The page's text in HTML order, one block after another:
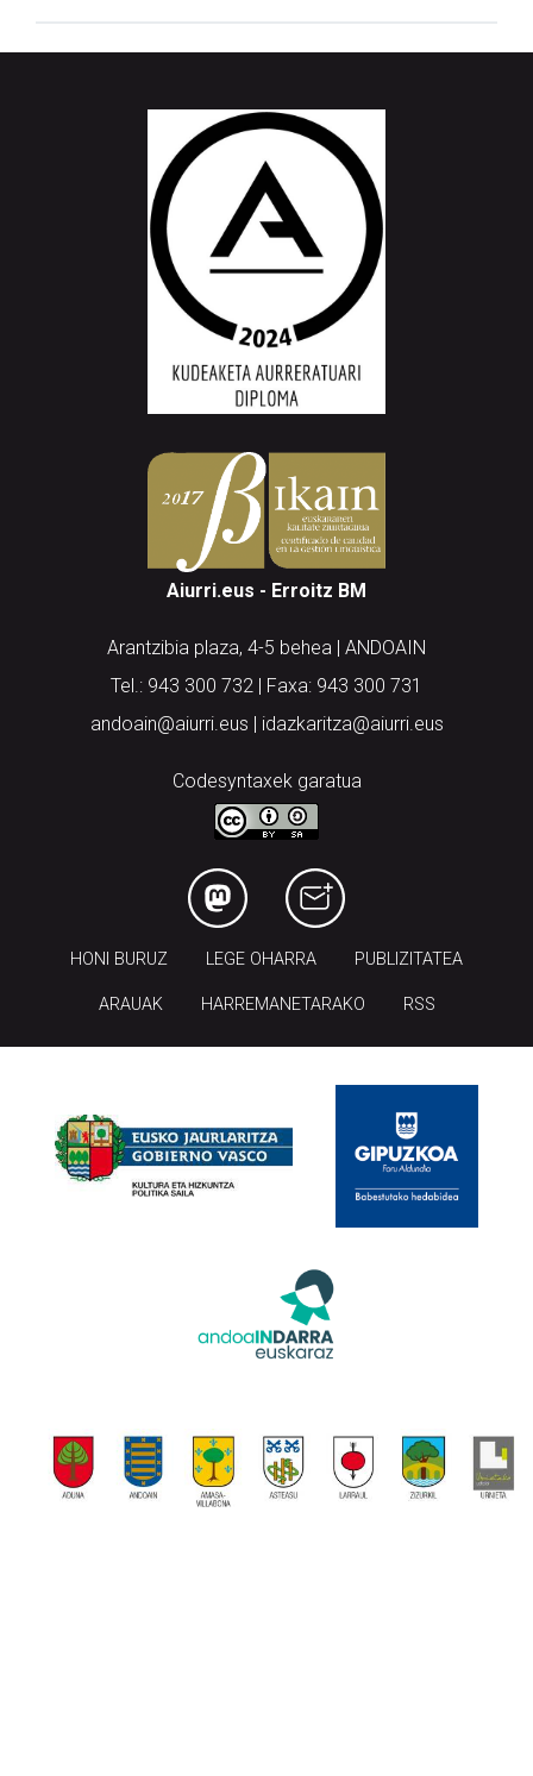
Aiurri.eus - Erroitz BM
Arantzibia plaza, 4-5 behea | ANDOAIN
Tel.: 943 300 732 | Faxa: 943 300 731
andoain@aiurri.eus | idazkaritza@aiurri.eus
Codesyntaxek garatua
HONI BURUZ LEGE OHARRA PUBLIZITATEA
ARAUAK HARREMANETARAKO RSS